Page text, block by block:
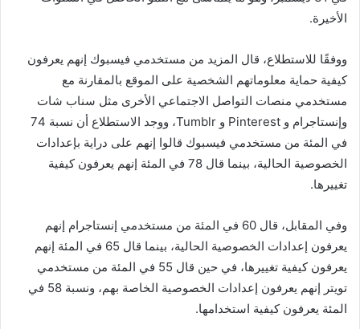
الأخيرة.
ووفقًا للاستطلاع، قال المزيد من مستخدمي فيسبوك إنهم يعرفون
كيفية حماية معلوماتهم الشخصية على الموقع بالمقارنة مع
مستخدمي منصات التواصل الاجتماعي الأخرى مثل سناب شات
وإنستاجرام و Pinterest و Tumblr، ووجد الاستطلاع أن نسبة 74
في المئة من مستخدمي فيسبوك قالوا إنهم على دراية بإعدادات
الخصوصية الحالية، بينما قال 78 في المئة إنهم يعرفون كيفية
تغييرها.
وفي المقابل، قال 60 في المئة من مستخدمي إنستاجرام إنهم
يعرفون إعدادات الخصوصية الحالية، بينما قال 65 في المئة إنهم
يعرفون كيفية تغييرها، في حين قال 55 في المئة من مستخدمي
تويتر إنهم يعرفون إعدادات الخصوصية الخاصة بهم، ونسبة 58 في
المئة يعرفون كيفية استخدامها.